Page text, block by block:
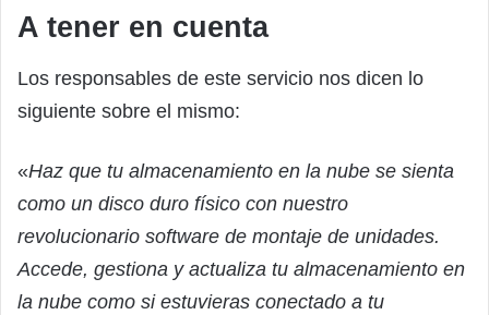
A tener en cuenta
Los responsables de este servicio nos dicen lo
siguiente sobre el mismo:
«Haz que tu almacenamiento en la nube se sienta
como un disco duro físico con nuestro
revolucionario software de montaje de unidades.
Accede, gestiona y actualiza tu almacenamiento en
la nube como si estuvieras conectado a tu